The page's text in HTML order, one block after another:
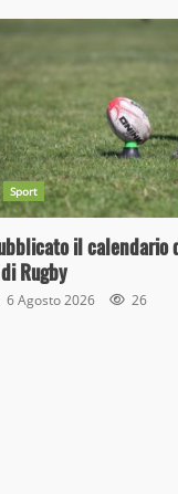
Sport
il calendario
Rugby
6 Agosto 2026 26